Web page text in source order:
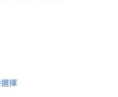
擇